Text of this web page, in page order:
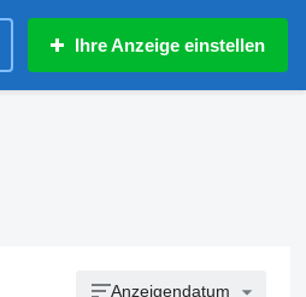
Ihre Anzeige einstellen
Anzeigendatum